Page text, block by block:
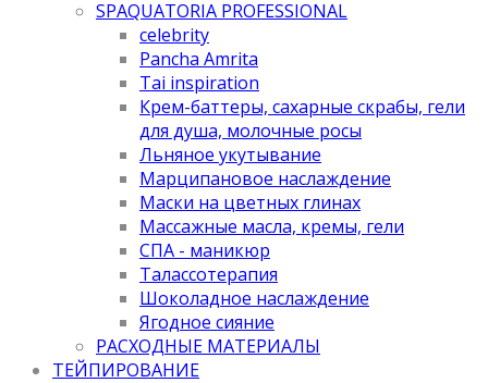
SPAQUATORIA PROFESSIONAL
celebrity
Pancha Amrita
Tai inspiration
Крем-баттеры, сахарные скрабы, гели
для душа, молочные росы
Льняное укутывание
Марципановое наслаждение
Маски на цветных глинах
Массажные масла, кремы, гели
СПА - маникюр
Талассотерапия
Шоколадное наслаждение
Ягодное сияние
РАСХОДНЫЕ МАТЕРИАЛЫ
ТЕЙПИРОВАНИЕ